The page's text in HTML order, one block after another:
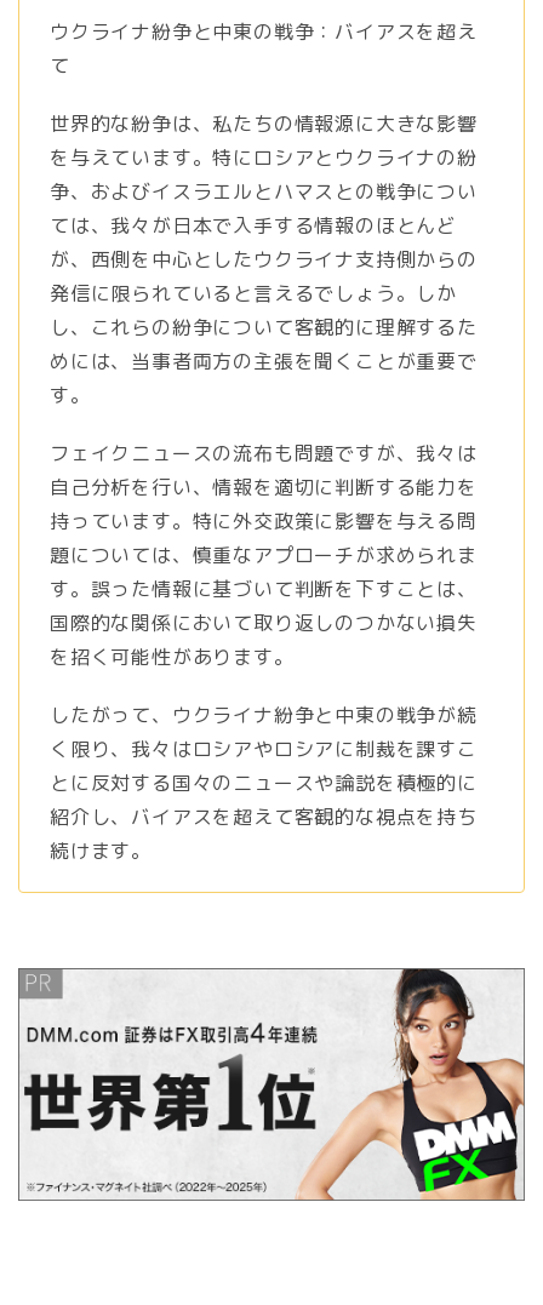
ウクライナ紛争と中東の戦争：バイアスを超え
て
世界的な紛争は、私たちの情報源に大きな影響
を与えています。特にロシアとウクライナの紛
争、およびイスラエルとハマスとの戦争につい
ては、我々が日本で入手する情報のほとんど
が、西側を中心としたウクライナ支持側からの
発信に限られていると言えるでしょう。しか
し、これらの紛争について客観的に理解するた
めには、当事者両方の主張を聞くことが重要で
す。
フェイクニュースの流布も問題ですが、我々は
自己分析を行い、情報を適切に判断する能力を
持っています。特に外交政策に影響を与える問
題については、慎重なアプローチが求められま
す。誤った情報に基づいて判断を下すことは、
国際的な関係において取り返しのつかない損失
を招く可能性があります。
したがって、ウクライナ紛争と中東の戦争が続
く限り、我々はロシアやロシアに制裁を課すこ
とに反対する国々のニュースや論説を積極的に
紹介し、バイアスを超えて客観的な視点を持ち
続けます。